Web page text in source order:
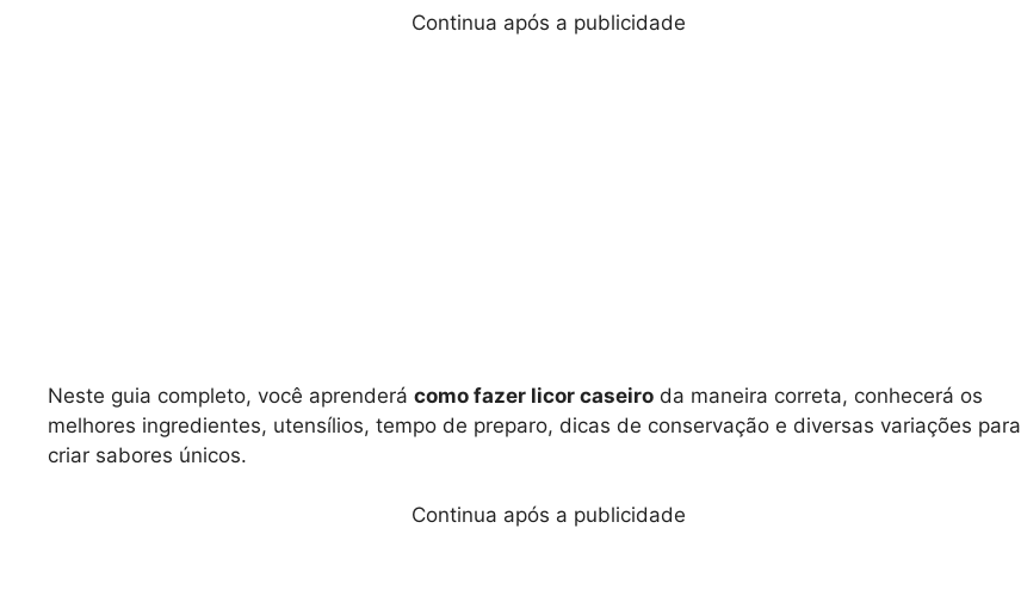
Continua após a publicidade
Neste guia completo, você aprenderá como fazer licor caseiro da maneira correta, conhecerá os
melhores ingredientes, utensílios, tempo de preparo, dicas de conservação e diversas variações para
criar sabores únicos.
Continua após a publicidade